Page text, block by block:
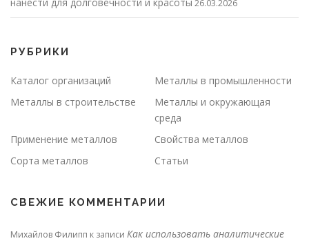
26.03.2026
РУБРИКИ
Каталог организаций
Металлы в промышленности
Металлы в строительстве
Металлы и окружающая
среда
Применение металлов
Свойства металлов
Сорта металлов
Статьи
СВЕЖИЕ КОММЕНТАРИИ
Михайлов Филипп к записи Как использовать аналитические